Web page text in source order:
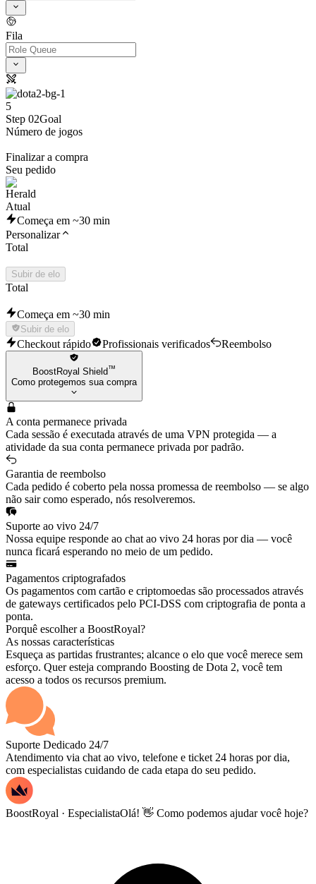
Fila
5
Step 02Goal
Número de jogos
Finalizar a compra
Seu pedido
Atual
Começa em ~30 min
Personalizar
Total
Subir de elo
Total
Começa em ~30 min
Subir de elo
Checkout rápido Profissionais verificados Reembolso
BoostRoyal Shield™
Como protegemos sua compra
A conta permanece privada
Cada sessão é executada através de uma VPN protegida — a
atividade da sua conta permanece privada por padrão.
Garantia de reembolso
Cada pedido é coberto pela nossa promessa de reembolso — se algo
não sair como esperado, nós resolveremos.
Suporte ao vivo 24/7
Nossa equipe responde ao chat ao vivo 24 horas por dia — você
nunca ficará esperando no meio de um pedido.
Pagamentos criptografados
Os pagamentos com cartão e criptomoedas são processados através
de gateways certificados pelo PCI-DSS com criptografia de ponta a
ponta.
Porquê escolher a BoostRoyal?
As nossas características
Esqueça as partidas frustrantes; alcance o elo que você merece sem
esforço. Quer esteja comprando Boosting de Dota 2, você tem
acesso a todos os recursos premium.
Suporte Dedicado 24/7
Atendimento via chat ao vivo, telefone e ticket 24 horas por dia,
com especialistas cuidando de cada etapa do seu pedido.
BoostRoyal · EspecialistaOlá! 👋 Como podemos ajudar você hoje?